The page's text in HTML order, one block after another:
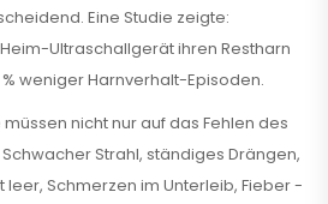
Eine Studie zeigte:
Ultraschallgerät ihren Restharn
weniger Harnverhalt-Episoden.
nicht nur auf das Fehlen des
Strahl, ständiges Drängen,
leer, Schmerzen im Unterleib, Fieber -